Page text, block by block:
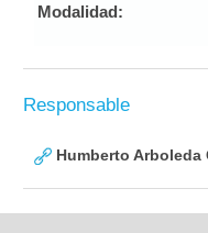
Modalidad:
Responsable
Humberto Arboleda